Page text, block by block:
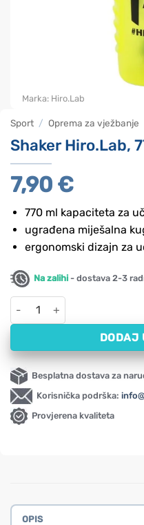
Sport / Oprema za vježbanje
Shaker Hiro.Lab,
7,90 €
770 ml kapaciteta za
ugrađena miješalna
ergonomski dizajn za
Na zalihi - dostava 2-3
Shaker Hiro.Lab, 770 ml
DODAJ
Besplatna dostava za
Korisnička podrška:
Provjerena kvaliteta
Marka: Hiro.Lab
OPIS